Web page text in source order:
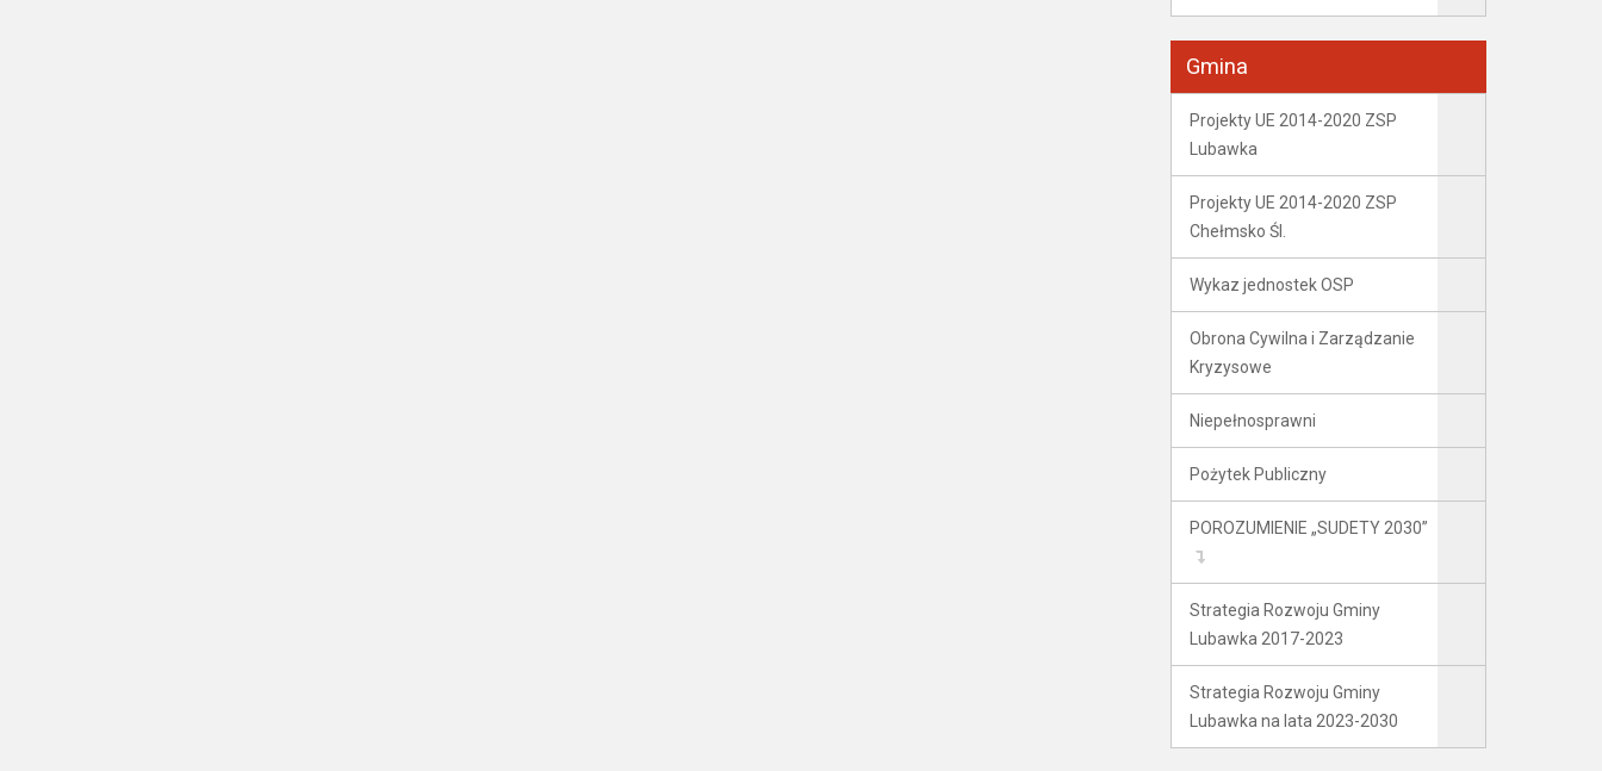
Gmina
Projekty UE 2014-2020 ZSP
Lubawka
Projekty UE 2014-2020 ZSP
Chełmsko Śl.
Wykaz jednostek OSP
Obrona Cywilna i Zarządzanie
Kryzysowe
Niepełnosprawni
Pożytek Publiczny
POROZUMIENIE „SUDETY 2030”
Strategia Rozwoju Gminy
Lubawka 2017-2023
Strategia Rozwoju Gminy
Lubawka na lata 2023-2030